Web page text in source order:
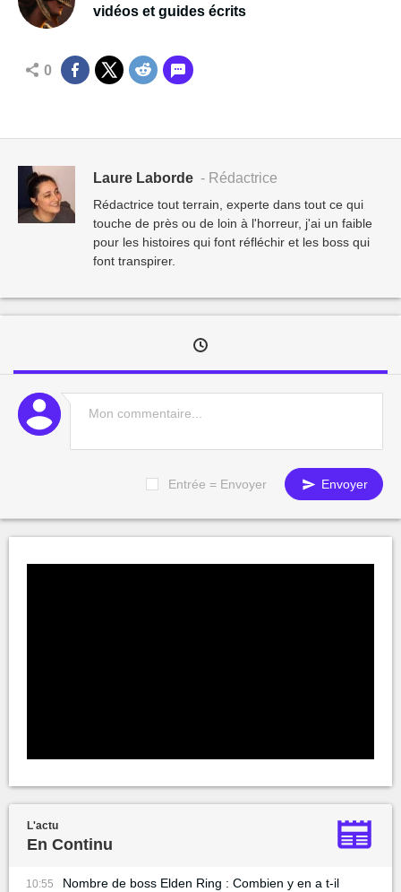
vidéos et guides écrits
0
Laure Laborde - Rédactrice
Rédactrice tout terrain, experte dans tout ce qui
touche de près ou de loin à l'horreur, j'ai un faible
pour les histoires qui font réfléchir et les boss qui
font transpirer.
Entrée = Envoyer Envoyer
L'actu
En Continu
10:55
Nombre de boss Elden Ring : Combien y en a t-il